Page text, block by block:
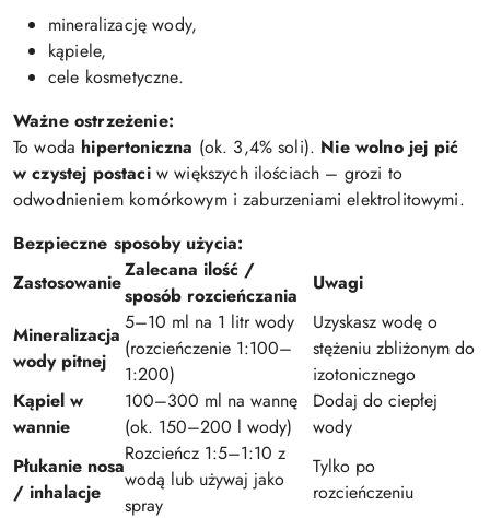
mineralizację wody,
kąpiele,
cele kosmetyczne.
Ważne ostrzeżenie:
To woda hipertoniczna (ok. 3,4% soli). Nie wolno jej pić
w czystej postaci w większych ilościach – grozi to
odwodnieniem komórkowym i zaburzeniami elektrolitowymi.
Bezpieczne sposoby użycia:
Zastosowanie
Zalecana ilość /
sposób rozcieńczania
Uwagi
Mineralizacja
wody pitnej
5–10 ml na 1 litr wody
(rozcieńczenie 1:100–
1:200)
Uzyskasz wodę o
stężeniu zbliżonym do
izotonicznego
Kąpiel w
wannie
100–300 ml na wannę
(ok. 150–200 l wody)
Dodaj do ciepłej
wody
Płukanie nosa
/ inhalacje
Rozcieńcz 1:5–1:10 z
wodą lub używaj jako
spray
Tylko po
rozcieńczeniu